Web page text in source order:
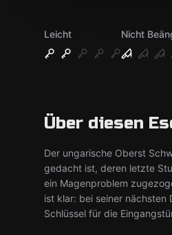
Leicht
Nicht
Über diesen
Der ungarische Oberst
gedacht ist, deren letzte
ein Magenproblem
ist klar: bei seiner nächsten
Schlüssel für die